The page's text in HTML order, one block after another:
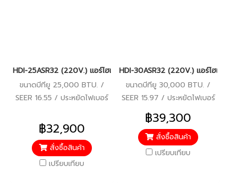
HDI-25ASR32 (220V.) แอร์ไฮเออร์ Haier คอยล์เปลือย Duct
ขนาดบีทียู 25,000 BTU. /
SEER 16.55 / ประหยัดไฟเบอร์
คอมเพรสเซอร์ 10 ปี อะไหล่อื่นๆ
5 ปี
฿32,900
สั่งซื้อสินค้า
เปรียบเทียบ
HDI-30ASR32 (220V.) แอร์ไฮเ
ขนาดบีทียู 30,000 BTU. /
SEER 15.97 / ประหยัดไฟเบอร์
5 / รีโมทมีสาย / รับประกัน
คอมเพรสเซอร์ 10 ปี อะไหล่อื่นๆ
5 ปี
฿39,300
สั่งซื้อสินค้า
เปรียบเทียบ